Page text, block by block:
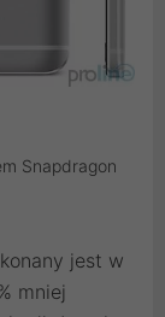
Snapdragon
jest w
mniej